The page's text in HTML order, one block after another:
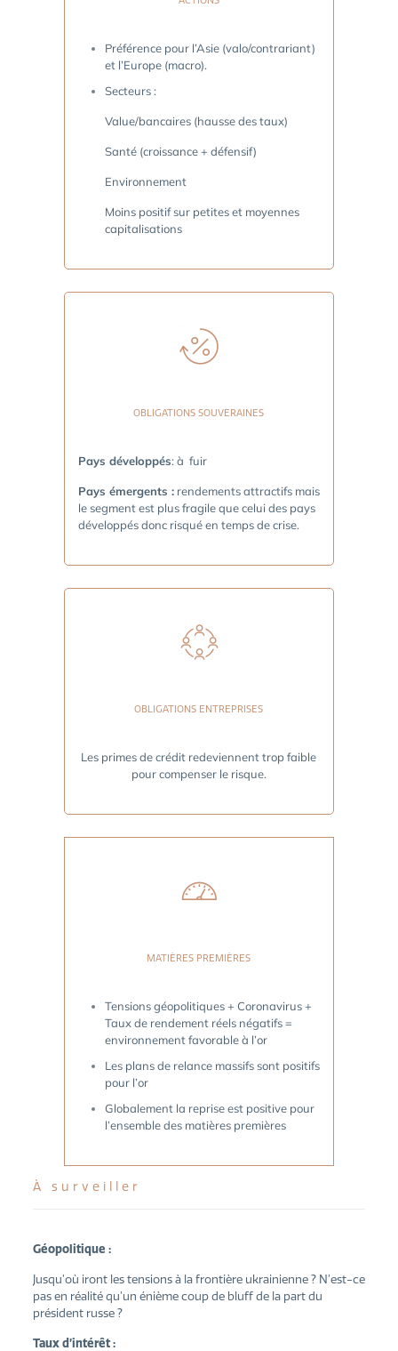
Préférence pour l’Asie (valo/contrariant)
et l’Europe (macro).
Secteurs :
Value/bancaires (hausse des taux)
Santé (croissance + défensif)
Environnement
Moins positif sur petites et moyennes
capitalisations
OBLIGATIONS SOUVERAINES
Pays développés: à fuir
Pays émergents :rendements attractifs mais
le segment est plus fragile que celui des pays
développés donc risqué en temps de crise.
OBLIGATIONS ENTREPRISES
Les primes de crédit redeviennent trop faible
pour compenser le risque.
MATIÈRES PREMIÈRES
Tensions géopolitiques + Coronavirus +
Taux de rendement réels négatifs =
environnement favorable à l’or
Les plans de relance massifs sont positifs
pour l’or
Globalement la reprise est positive pour
l’ensemble des matières premières
À surveiller
Géopolitique :
Jusqu’où iront les tensions à la frontière ukrainienne ? N’est-ce
pas en réalité qu’un énième coup de bluff de la part du
président russe ?
Taux d’intérêt :